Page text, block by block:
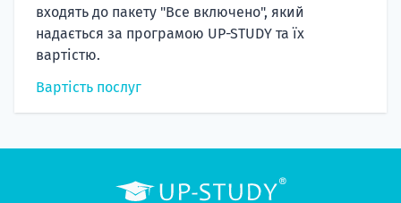
входять до пакету "Все включено", який
надається за програмою UP-STUDY та їх
вартістю.
Вартість послуг